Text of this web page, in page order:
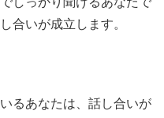
合いが成立します。
るあなたは、話し合いが